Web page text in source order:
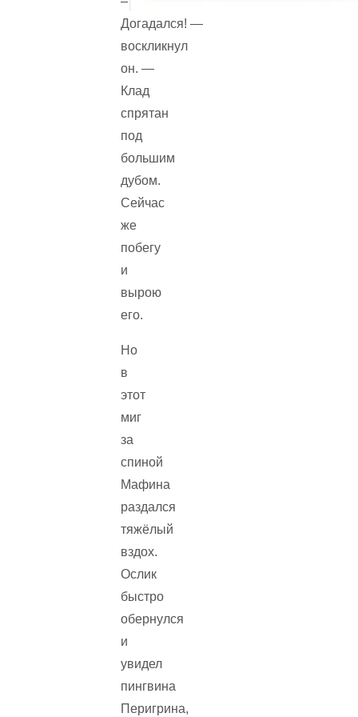
Догадался! —
воскликнул
он. —
Клад
спрятан
под
большим
дубом.
Сейчас
же
побегу
и
вырою
его.
Но
в
этот
миг
за
спиной
Мафина
раздался
тяжёлый
вздох.
Ослик
быстро
обернулся
и
увидел
пингвина
Перигрина,